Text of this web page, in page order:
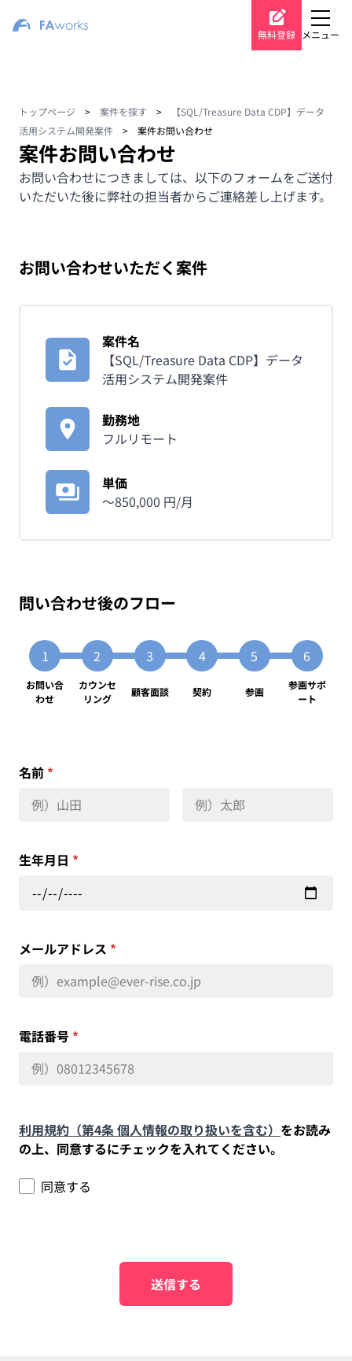
無料登録 メニュー
トップページ > 案件を探す >
【SQL/Treasure Data CDP】データ
活用システム開発案件
> 案件お問い合わせ
案件お問い合わせ
お問い合わせにつきましては、以下のフォームをご送付
いただいた後に弊社の担当者からご連絡差し上げます。
お問い合わせいただく案件
案件名
【SQL/Treasure Data CDP】データ
活用システム開発案件
勤務地
フルリモート
単価
〜850,000 円/月
問い合わせ後のフロー
お問い合
わせ
カウンセ
リング
顧客面談 契約 参画
参画サポ
ート
名前 *
生年月日 *
メールアドレス *
電話番号 *
利用規約（第4条 個人情報の取り扱いを含む） をお読み
の上、同意するにチェックを入れてください。
同意する
送信する